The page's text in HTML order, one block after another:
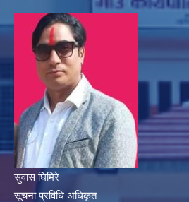
सुवास घिमिरे
सूचना प्रविधि अधिकृत